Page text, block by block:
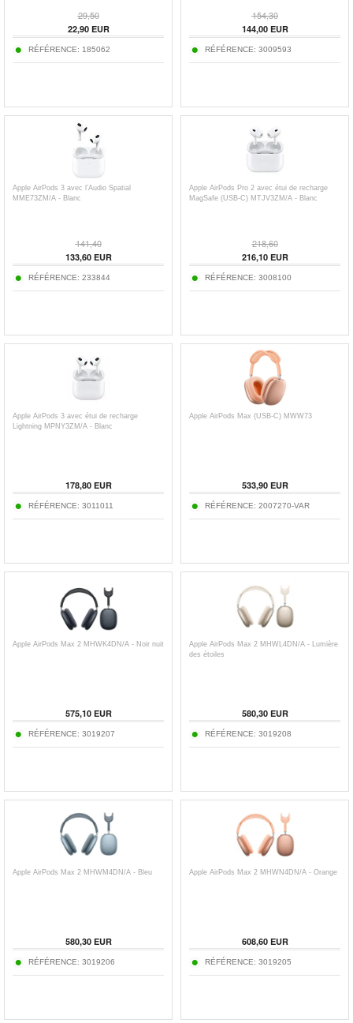
29,50
22,90EUR
RÉFÉRENCE: 185062
154,30
144,00EUR
RÉFÉRENCE: 3009593
Apple AirPods 3 avec l’Audio Spatial
MME73ZM/A - Blanc
141,40
133,60EUR
RÉFÉRENCE: 233844
Apple AirPods Pro 2 avec étui de recharge
MagSafe (USB-C) MTJV3ZM/A - Blanc
218,60
216,10EUR
RÉFÉRENCE: 3008100
Apple AirPods 3 avec étui de recharge
Lightning MPNY3ZM/A - Blanc
178,80EUR
RÉFÉRENCE: 3011011
Apple AirPods Max (USB-C) MWW73
533,90EUR
RÉFÉRENCE: 2007270-VAR
Apple AirPods Max 2 MHWK4DN/A - Noir nuit
575,10EUR
RÉFÉRENCE: 3019207
Apple AirPods Max 2 MHWL4DN/A - Lumière
des étoiles
580,30EUR
RÉFÉRENCE: 3019208
Apple AirPods Max 2 MHWM4DN/A - Bleu
580,30EUR
RÉFÉRENCE: 3019206
Apple AirPods Max 2 MHWN4DN/A - Orange
608,60EUR
RÉFÉRENCE: 3019205